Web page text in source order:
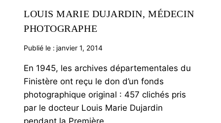
LOUIS MARIE DUJARDIN, MÉDECIN
PHOTOGRAPHE
Publié le : janvier 1, 2014
En 1945, les archives départementales du
Finistère ont reçu le don d’un fonds
photographique original : 457 clichés pris
par le docteur Louis Marie Dujardin
pendant la Première…